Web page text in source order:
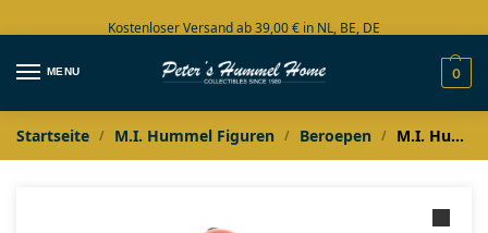
Kostenloser Versand ab 39,00 € in NL, BE, DE
Große Auswahl auf Lager
MENU 0
Startseite / M.I. Hummel Figuren / Beroepen / M.I. Hummel Wassermarsch / Brandweerman